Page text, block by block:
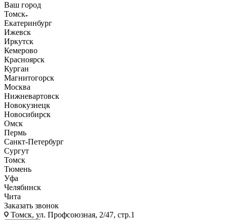
Ваш город
Томск
Екатеринбург
Ижевск
Иркутск
Кемерово
Красноярск
Курган
Магнитогорск
Москва
Нижневартовск
Новокузнецк
Новосибирск
Омск
Пермь
Санкт-Петербург
Сургут
Томск
Тюмень
Уфа
Челябинск
Чита
Заказать звонок
Томск, ул. Профсоюзная, 2/47, стр.1